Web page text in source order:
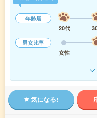
年齢層
20代
男女比率
女性
気になる!